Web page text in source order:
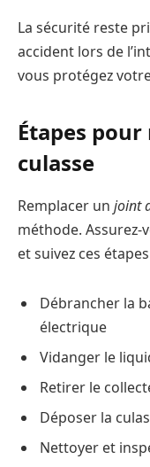
La sécurité reste
accident lors de
vous protégez
Étapes
culasse
Remplacer un joint
méthode. Assurez-
et suivez ces
Débrancher la
électrique
Vidanger le
Retirer le
Déposer la
Nettoyer et